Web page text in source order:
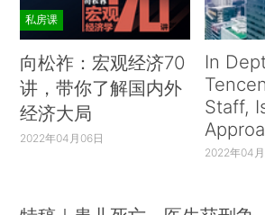
私房课
向松祚：宏观经济70
讲，带你了解国内外
经济大局
2022年04月06日
In
Staff,
2022年04月